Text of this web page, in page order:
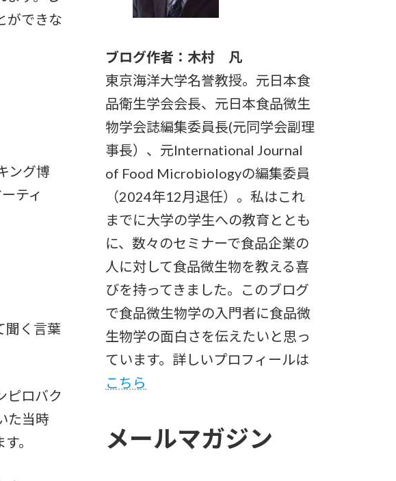
ができな
ング博
ティ
聞く言葉
ピロバク
た当時
。
ブログ作者：木村 凡
東京海洋大学名誉教授。元日本食
品衛生学会会長、元日本食品微生
物学会誌編集委員長(元同学会副理
事長）、元International Journal
of Food Microbiologyの編集委員
（2024年12月退任）。私はこれ
までに大学の学生への教育ととも
に、数々のセミナーで食品企業の
人に対して食品微生物を教える喜
びを持ってきました。このブログ
で食品微生物学の入門者に食品微
生物学の面白さを伝えたいと思っ
ています。詳しいプロフィールは
こちら
メールマガジン